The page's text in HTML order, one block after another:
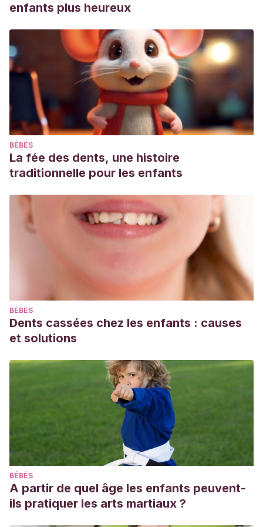
enfants plus heureux
BÉBÉS
La fée des dents, une histoire
traditionnelle pour les enfants
BÉBÉS
Dents cassées chez les enfants : causes
et solutions
BÉBÉS
A partir de quel âge les enfants peuvent-
ils pratiquer les arts martiaux ?